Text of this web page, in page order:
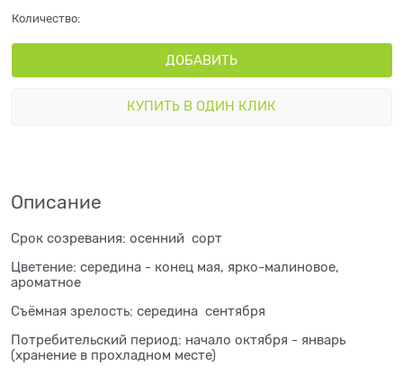
Количество:
ДОБАВИТЬ
КУПИТЬ В ОДИН КЛИК
Описание
Срок созревания: осенний сорт
Цветение: середина - конец мая, ярко-малиновое,
ароматное
Съёмная зрелость: середина сентября
Потребительский период: начало октября - январь
(хранение в прохладном месте)